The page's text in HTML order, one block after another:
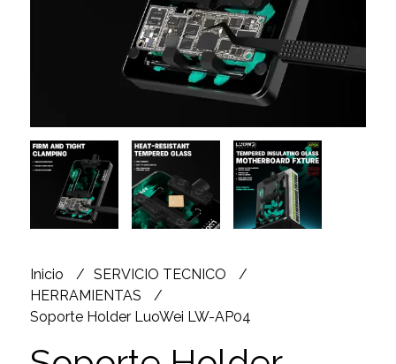
Inicio
SERVICIO TECNICO
HERRAMIENTAS
Soporte Holder LuoWei LW-AP04